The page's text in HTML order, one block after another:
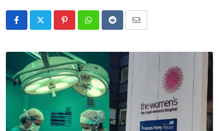
PinterestWhatsappRedditShare
Email